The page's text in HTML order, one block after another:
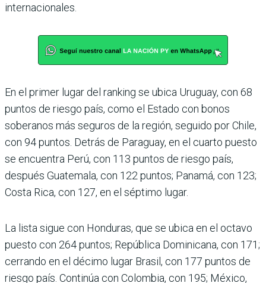
inter­nacionales.
En el primer lugar del ran­king se ubica Uruguay, con 68
puntos de riesgo país, como el Estado con bonos
soberanos más seguros de la región, seguido por Chile,
con 94 puntos. Detrás de Para­guay, en el cuarto puesto
se encuentra Perú, con 113 pun­tos de riesgo país,
después Guatemala, con 122 puntos; Panamá, con 123;
Costa Rica, con 127, en el séptimo lugar.
La lista sigue con Hondu­ras, que se ubica en el octavo
puesto con 264 puntos; República Dominicana, con 171;
cerrando en el décimo lugar Brasil, con 177 puntos de
riesgo país. Continúa con Colombia, con 195; México,